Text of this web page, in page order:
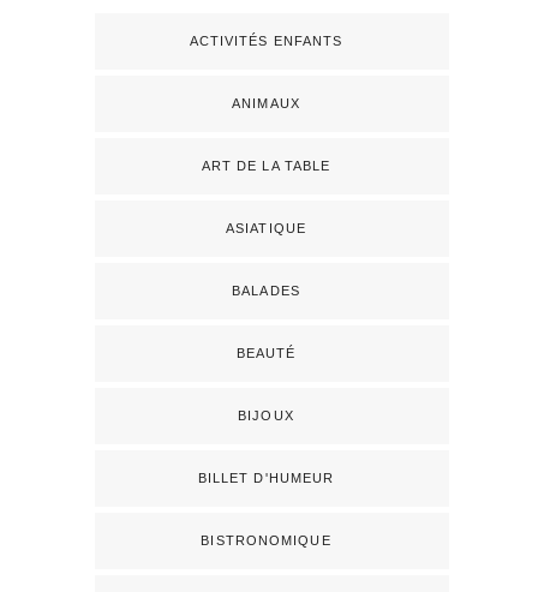
ACTIVITÉS ENFANTS
ANIMAUX
ART DE LA TABLE
ASIATIQUE
BALADES
BEAUTÉ
BIJOUX
BILLET D'HUMEUR
BISTRONOMIQUE